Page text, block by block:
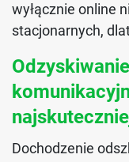
wyłącznie online
stacjonarnych,
Dochodzenie